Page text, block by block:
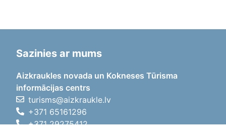
Sazinies ar mums
Aizkraukles novada un Kokneses Tūrisma
informācijas centrs
turisms@aizkraukle.lv
+371 65161296
+371 29275412